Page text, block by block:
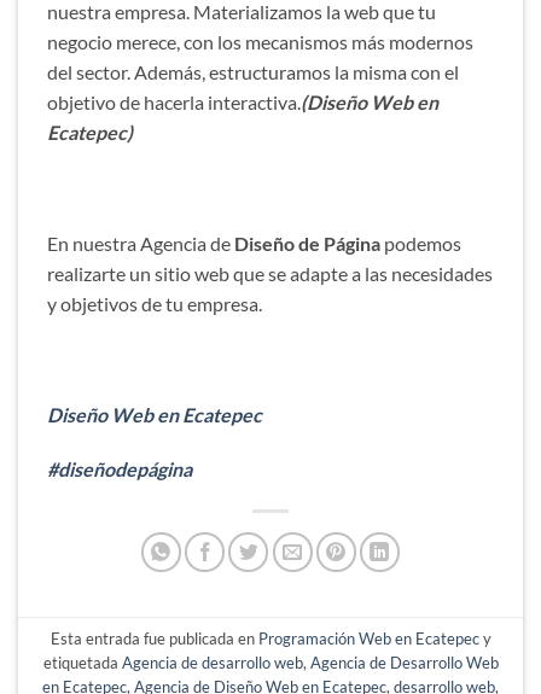
nuestra empresa. Materializamos la web que tu
negocio merece, con los mecanismos más modernos
del sector. Además, estructuramos la misma con el
objetivo de hacerla interactiva.(Diseño Web en
Ecatepec)
En nuestra Agencia de Diseño de Página podemos
realizarte un sitio web que se adapte a las necesidades
y objetivos de tu empresa.
Diseño Web en Ecatepec
#diseñodepágina
Esta entrada fue publicada en Programación Web en Ecatepecy
etiquetada Agencia de desarrollo web, Agencia de Desarrollo Web
en Ecatepec, Agencia de Diseño Web en Ecatepec, desarrollo web,